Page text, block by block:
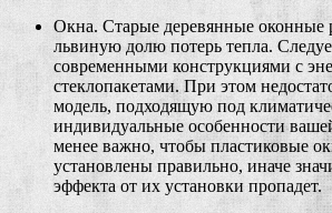
Окна. Старые деревянные оконные
львиную долю потерь тепла.
современными конструкциями с
стеклопакетами. При этом
модель, подходящую под
индивидуальные особенности
менее важно, чтобы пластиковые
установлены правильно, иначе
эффекта от их установки пропадет.